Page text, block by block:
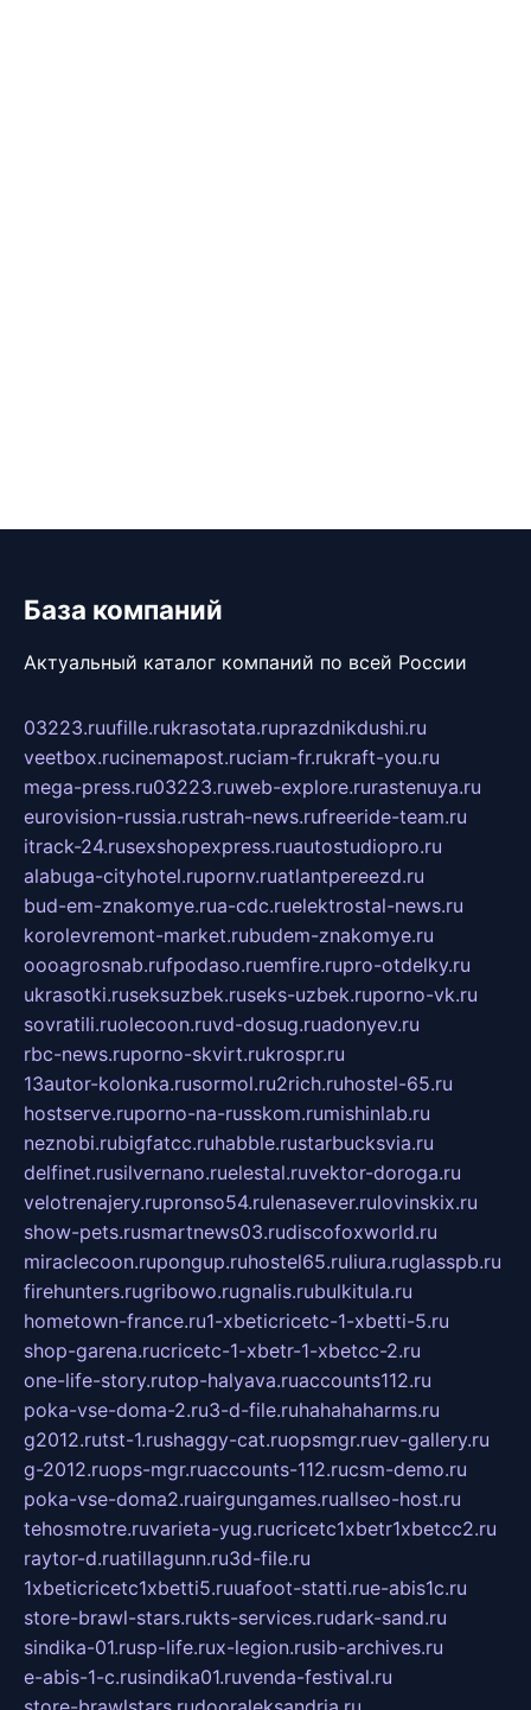
База компаний
Актуальный каталог компаний по всей России
03223.ruufille.rukrasotata.ruprazdnikdushi.ru
veetbox.rucinemapost.ruciam-fr.rukraft-you.ru
mega-press.ru03223.ruweb-explore.rurastenuya.ru
eurovision-russia.rustrah-news.rufreeride-team.ru
itrack-24.rusexshopexpress.ruautostudiopro.ru
alabuga-cityhotel.rupornv.ruatlantpereezd.ru
bud-em-znakomye.rua-cdc.ruelektrostal-news.ru
korolevremont-market.rubudem-znakomye.ru
oooagrosnab.rufpodaso.ruemfire.rupro-otdelky.ru
ukrasotki.ruseksuzbek.ruseks-uzbek.ruporno-vk.ru
sovratili.ruolecoon.ruvd-dosug.ruadonyev.ru
rbc-news.ruporno-skvirt.rukrospr.ru
13autor-kolonka.rusormol.ru2rich.ruhostel-65.ru
hostserve.ruporno-na-russkom.rumishinlab.ru
neznobi.rubigfatcc.ruhabble.rustarbucksvia.ru
delfinet.rusilvernano.ruelestal.ruvektor-doroga.ru
velotrenajery.rupronso54.rulenasever.rulovinskix.ru
show-pets.rusmartnews03.rudiscofoxworld.ru
miraclecoon.rupongup.ruhostel65.ruliura.ruglasspb.ru
firehunters.rugribowo.rugnalis.rubulkitula.ru
hometown-france.ru1-xbeticricetc-1-xbetti-5.ru
shop-garena.rucricetc-1-xbetr-1-xbetcc-2.ru
one-life-story.rutop-halyava.ruaccounts112.ru
poka-vse-doma-2.ru3-d-file.ruhahahaharms.ru
g2012.rutst-1.rushaggy-cat.ruopsmgr.ruev-gallery.ru
g-2012.ruops-mgr.ruaccounts-112.rucsm-demo.ru
poka-vse-doma2.ruairgungames.ruallseo-host.ru
tehosmotre.ruvarieta-yug.rucricetc1xbetr1xbetcc2.ru
raytor-d.ruatillagunn.ru3d-file.ru
1xbeticricetc1xbetti5.ruuafoot-statti.rue-abis1c.ru
store-brawl-stars.rukts-services.rudark-sand.ru
sindika-01.rusp-life.rux-legion.rusib-archives.ru
e-abis-1-c.rusindika01.ruvenda-festival.ru